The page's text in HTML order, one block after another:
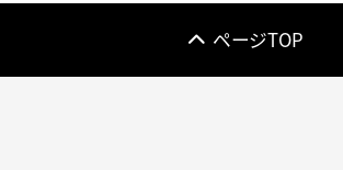
ページTOP